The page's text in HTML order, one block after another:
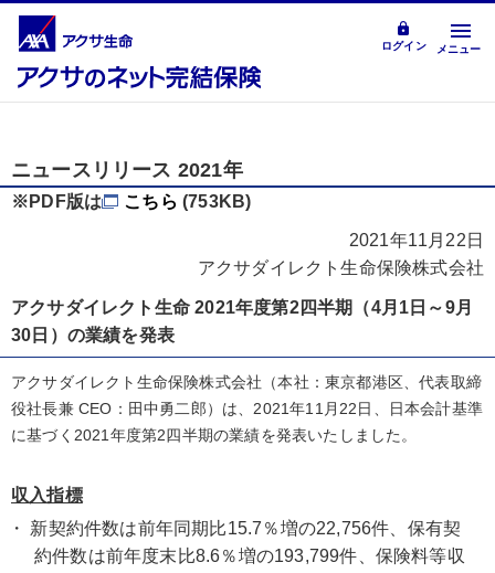
ログイン メニュー
ニュースリリース 2021年
※PDF版は こちら (753KB)
2021年11月22日
アクサダイレクト生命保険株式会社
アクサダイレクト生命 2021年度第2四半期（4月1日～9月
30日）の業績を発表
アクサダイレクト生命保険株式会社（本社：東京都港区、代表取締
役社長兼 CEO：田中勇二郎）は、2021年11月22日、日本会計基準
に基づく2021年度第2四半期の業績を発表いたしました。
収入指標
・ 新契約件数は前年同期比15.7％増の22,756件、保有契
約件数は前年度末比8.6％増の193,799件、保険料等収